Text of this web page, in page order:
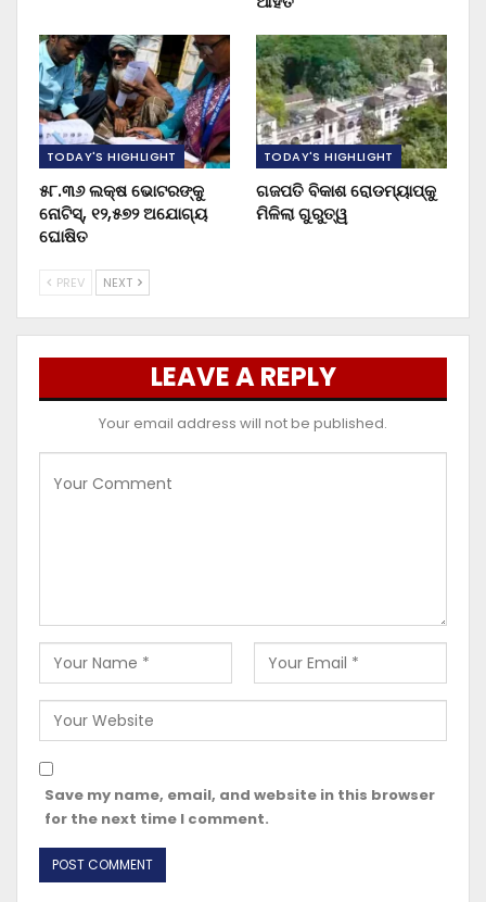
TODAY'S HIGHLIGHT
୫୮.୩୬ ଲକ୍ଷ ଭୋଟରଙ୍କୁ
ନୋଟିସ୍‌, ୧୨,୫୭୨ ଅଯୋଗ୍ୟ
ଘୋଷିତ
TODAY'S HIGHLIGHT
ଗଜପତି ବିକାଶ ରୋଡମ୍ୟାପ୍‌କୁ
ମିଳିଲା ଗୁରୁତ୍ୱ
PREV NEXT
LEAVE A REPLY
Your email address will not be published.
Save my name, email, and website in this browser
for the next time I comment.